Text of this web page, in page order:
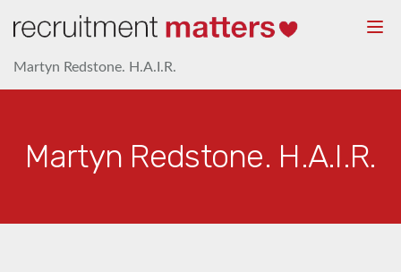
Martyn Redstone. H.A.I.R.
Martyn Redstone. H.A.I.R.